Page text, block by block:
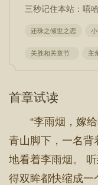
三秒记住本站：嘻
还珠之倾世之恋
关胜相关章节 主
首章试读
“李雨烟，嫁
青山脚下，一名背
地看着李雨烟。
得双眸都快缩成一